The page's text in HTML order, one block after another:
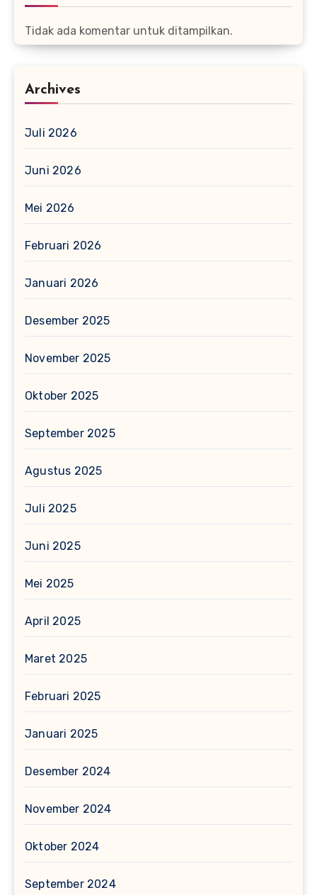
Tidak ada komentar untuk ditampilkan.
Archives
Juli 2026
Juni 2026
Mei 2026
Februari 2026
Januari 2026
Desember 2025
November 2025
Oktober 2025
September 2025
Agustus 2025
Juli 2025
Juni 2025
Mei 2025
April 2025
Maret 2025
Februari 2025
Januari 2025
Desember 2024
November 2024
Oktober 2024
September 2024